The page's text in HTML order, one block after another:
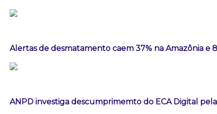
Alertas de desmatamento caem 37% na Amazônia e
ANPD investiga descumprimemto do ECA Digital